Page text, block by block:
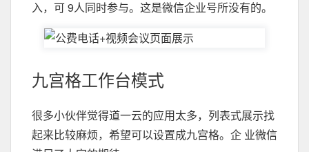
入，可 9人同时参与。这是微信企业号所没有的。
九宫格工作台模式
很多小伙伴觉得道一云的应用太多，列表式展示找
起来比较麻烦，希望可以设置成九宫格。企 业微信